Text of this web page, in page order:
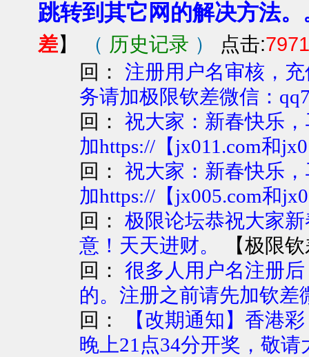
跳转到其它网的解决方法
差】 （ 历史记录 ） 点击:
回：注册用户名审核，
务请加极限钦差微信：
回：祝大家：新春快乐
加https://【jx011.com和
回：祝大家：新春快乐
加https://【jx005.com和
回：极限论坛恭祝大家
意！天天进财。
【极限
回：很多人用户名注册
的。注册之前请先加钦差
回：
【改期通知】香港
晚上21点34分开奖，敬